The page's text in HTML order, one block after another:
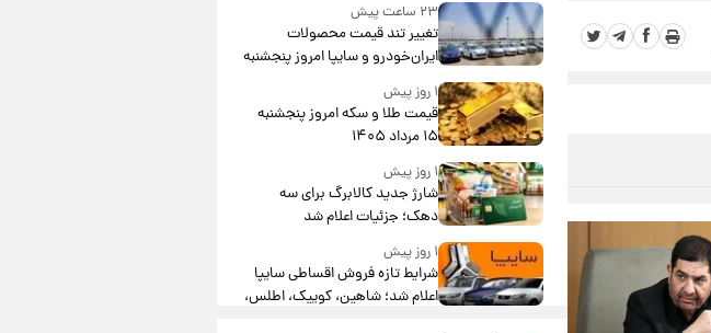
۲۳ ساعت پیش
تغییر تند قیمت محصولات
ایران‌خودرو و سایپا امروز پنجشنبه
۱۵ مرداد ۱۴۰۵ +جدول
۱ روز پیش
قیمت طلا و سکه امروز پنجشنبه
۱۵ مرداد ۱۴۰۵
۱ روز پیش
شارژ جدید کالابرگ برای سه
دهک؛ جزئیات اعلام شد
۱ روز پیش
شرایط تازه فروش اقساطی سایپا
اعلام شد؛ شاهین، کوییک، اطلس،